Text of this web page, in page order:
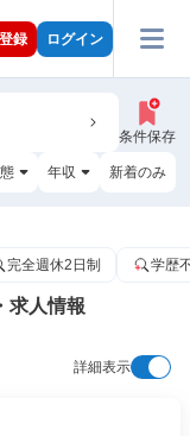
録 ログイン
条件保存
年収 新着のみ
完全週休2日制 学歴
求人情報
詳細表示